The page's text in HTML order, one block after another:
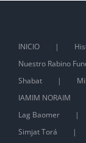
INICIO
Nuestro Rabino
Shabat
IAMIM NORAIM
Lag Baomer
Simjat Torá